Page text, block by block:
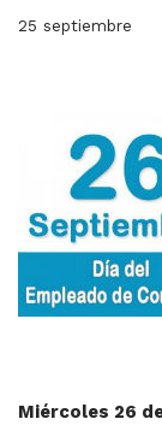
25 septiembre
Miércoles 26